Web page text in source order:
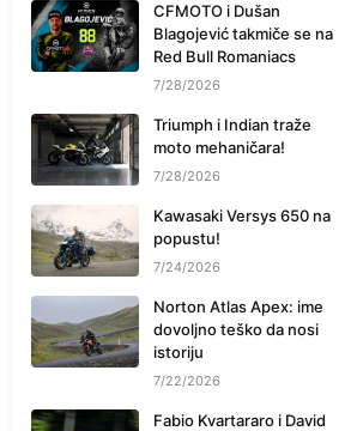
CFMOTO i Dušan
Blagojević takmiče se na
Red Bull Romaniacs
7/28/2026
Triumph i Indian traže
moto mehaničara!
7/28/2026
Kawasaki Versys 650 na
popustu!
7/24/2026
Norton Atlas Apex: ime
dovoljno teško da nosi
istoriju
7/22/2026
Fabio Kvartararo i David